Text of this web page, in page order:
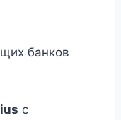
банков
с